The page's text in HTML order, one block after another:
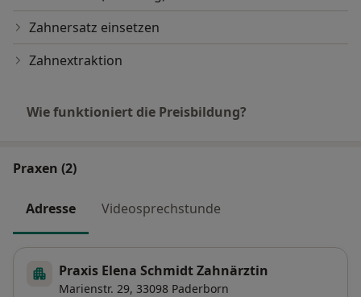
Zahnersatz einsetzen
Zahnextraktion
Wie funktioniert die Preisbildung?
Praxen (2)
Adresse Videosprechstunde
Praxis Elena Schmidt Zahnärztin
Marienstr. 29, 33098 Paderborn